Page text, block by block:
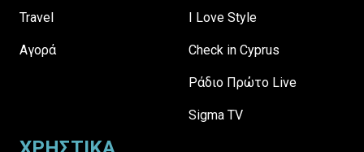
Travel
Αγορά
I Love Style
Check in Cyprus
Ράδιο Πρώτο Live
Sigma TV